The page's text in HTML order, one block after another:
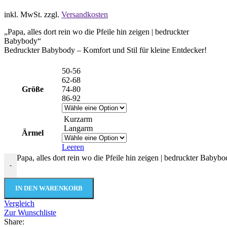
inkl. MwSt. zzgl. Versandkosten
„Papa, alles dort rein wo die Pfeile hin zeigen | bedruckter
Babybody“
Bedruckter Babybody – Komfort und Stil für kleine Entdecker!
Größe
50-56
62-68
74-80
86-92
Ärmel
Kurzarm
Langarm
Leeren
-
Papa, alles dort rein wo die Pfeile hin zeigen | bedruckter
IN DEN WARENKORB
Vergleich
Zur Wunschliste
Share: